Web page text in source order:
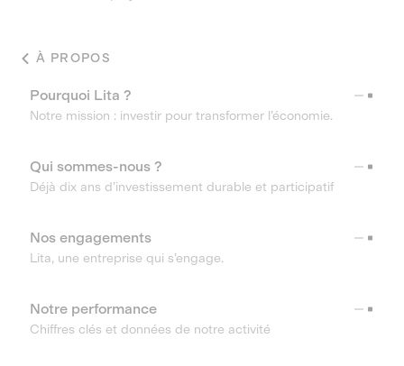
À PROPOS
Pourquoi Lita ?
Notre mission : investir pour transformer l’économie.
Qui sommes-nous ?
Déjà dix ans d’investissement durable et participatif
Nos engagements
Lita, une entreprise qui s’engage.
Notre performance
Chiffres clés et données de notre activité